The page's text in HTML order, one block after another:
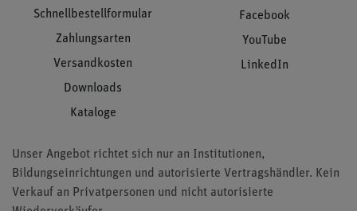
Schnellbestellformular
Zahlungsarten
Versandkosten
Downloads
Kataloge
Facebook
YouTube
LinkedIn
Unser Angebot richtet sich nur an Institutionen,
Bildungseinrichtungen und autorisierte Vertragshändler. Kein
Verkauf an Privatpersonen und nicht autorisierte